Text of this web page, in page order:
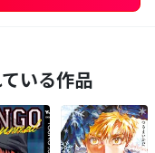
いる作品